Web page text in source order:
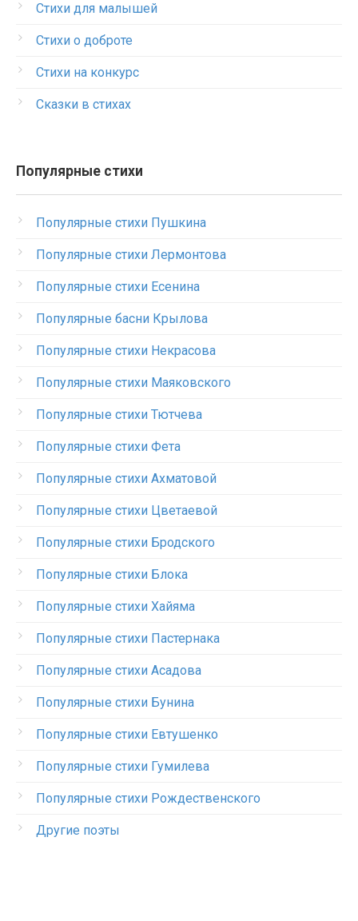
Стихи для малышей
Стихи о доброте
Стихи на конкурс
Сказки в стихах
Популярные стихи
Популярные стихи Пушкина
Популярные стихи Лермонтова
Популярные стихи Есенина
Популярные басни Крылова
Популярные стихи Некрасова
Популярные стихи Маяковского
Популярные стихи Тютчева
Популярные стихи Фета
Популярные стихи Ахматовой
Популярные стихи Цветаевой
Популярные стихи Бродского
Популярные стихи Блока
Популярные стихи Хайяма
Популярные стихи Пастернака
Популярные стихи Асадова
Популярные стихи Бунина
Популярные стихи Евтушенко
Популярные стихи Гумилева
Популярные стихи Рождественского
Другие поэты